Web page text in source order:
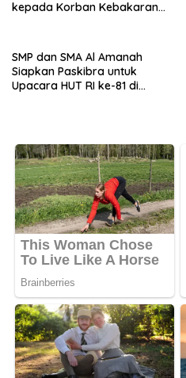
kepada Korban Kebakaran
SMP dan SMA Al Amanah
Siapkan Paskibra untuk
Upacara HUT RI ke-81 di